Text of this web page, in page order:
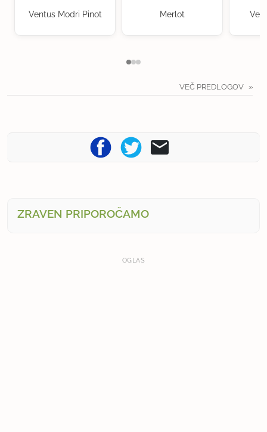
Ventus Modri Pinot Merlot
VEČ PREDLOGOV
ZRAVEN PRIPOROČAMO
OGLAS